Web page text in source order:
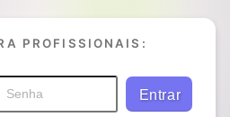
PROFISSIONAIS: